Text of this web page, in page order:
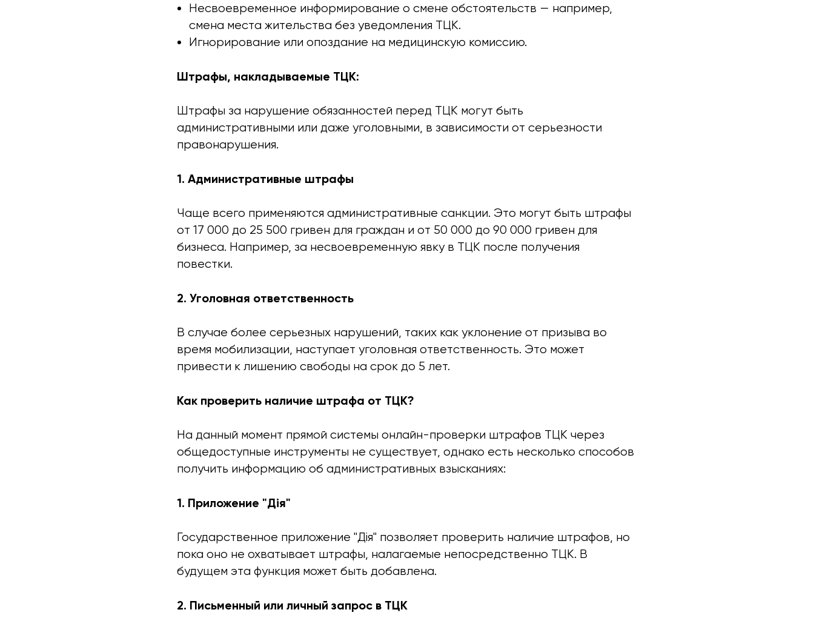
Несвоевременное информирование о смене обстоятельств — например,
смена места жительства без уведомления ТЦК.
Игнорирование или опоздание на медицинскую комиссию.
Штрафы, накладываемые ТЦК:
Штрафы за нарушение обязанностей перед ТЦК могут быть
административными или даже уголовными, в зависимости от серьезности
правонарушения.
1. Административные штрафы
Чаще всего применяются административные санкции. Это могут быть штрафы
от 17 000 до 25 500 гривен для граждан и от 50 000 до 90 000 гривен для
бизнеса. Например, за несвоевременную явку в ТЦК после получения
повестки.
2. Уголовная ответственность
В случае более серьезных нарушений, таких как уклонение от призыва во
время мобилизации, наступает уголовная ответственность. Это может
привести к лишению свободы на срок до 5 лет.
Как проверить наличие штрафа от ТЦК?
На данный момент прямой системы онлайн-проверки штрафов ТЦК через
общедоступные инструменты не существует, однако есть несколько способов
получить информацию об административных взысканиях:
1. Приложение "Дія"
Государственное приложение "Дія" позволяет проверить наличие штрафов, но
пока оно не охватывает штрафы, налагаемые непосредственно ТЦК. В
будущем эта функция может быть добавлена.
2. Письменный или личный запрос в ТЦК